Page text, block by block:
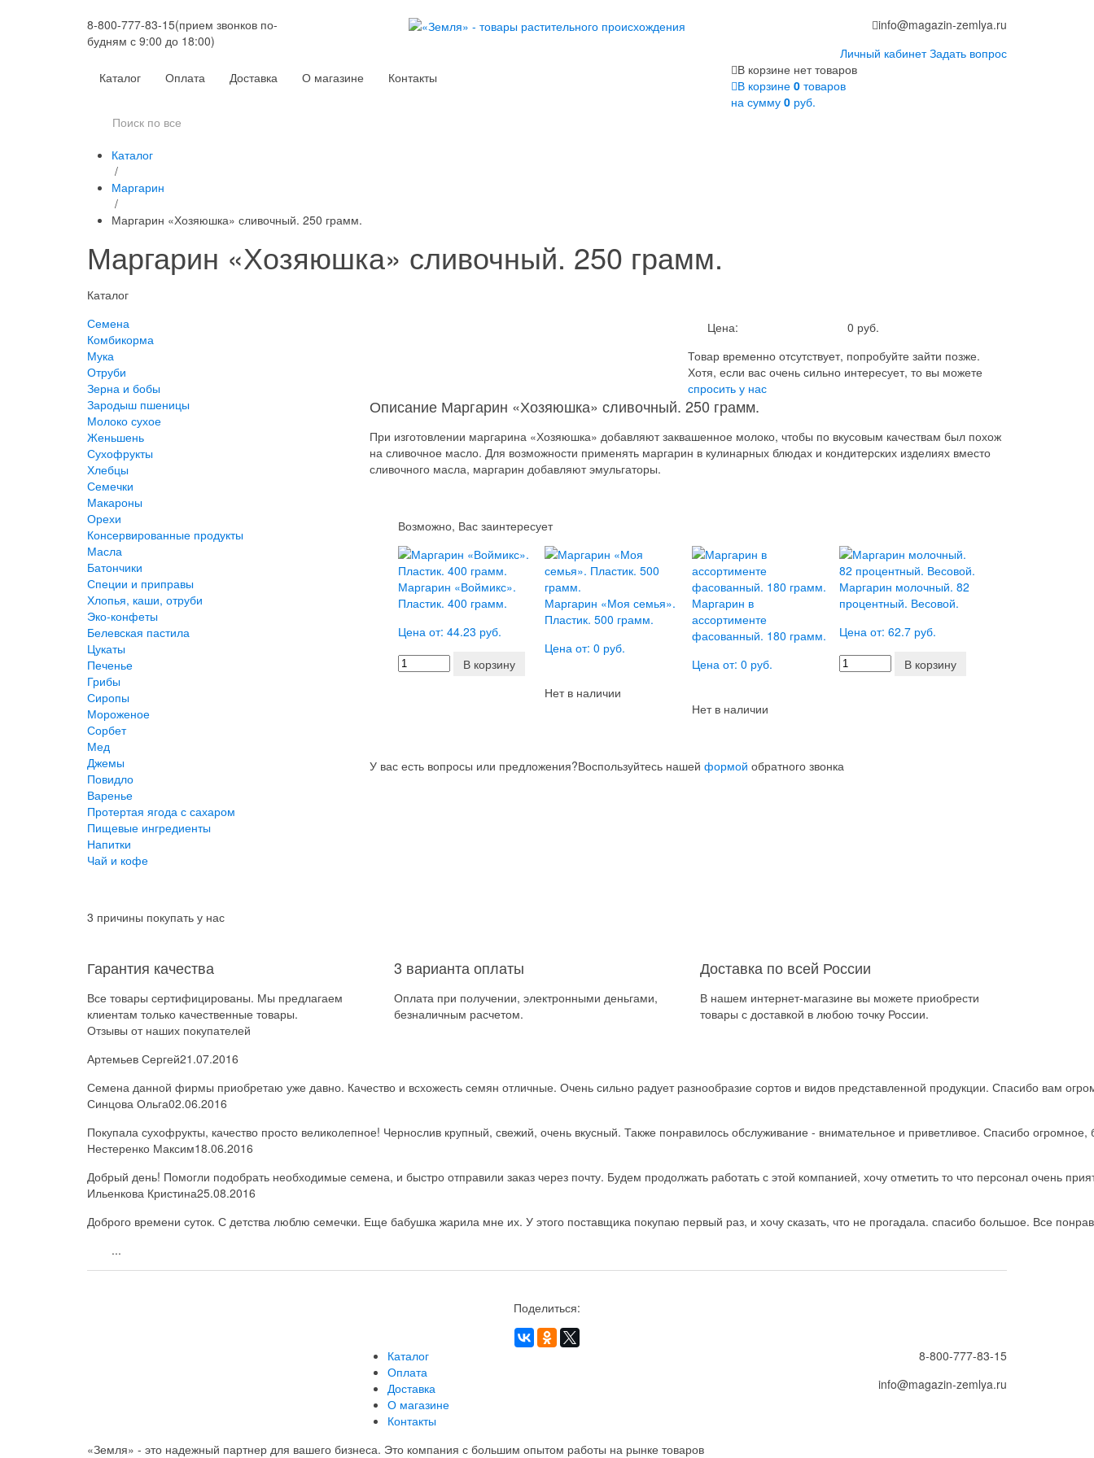
8-800-777-83-15(прием звонков по-
будням с 9:00 до 18:00)
info@magazin-zemlya.ru
Личный кабинет Задать вопрос
Каталог
Оплата Доставка О магазине Контакты
В корзине нет товаров
В корзине 0 товаров
на сумму 0 руб.
Каталог
/
Маргарин
/
Маргарин «Хозяюшка» сливочный. 250 грамм.
Маргарин «Хозяюшка» сливочный. 250 грамм.
Каталог
Семена
Комбикорма
Мука
Отруби
Зерна и бобы
Зародыш пшеницы
Молоко сухое
Женьшень
Сухофрукты
Хлебцы
Семечки
Макароны
Орехи
Консервированные продукты
Масла
Батончики
Специи и приправы
Хлопья, каши, отруби
Эко-конфеты
Белевская пастила
Цукаты
Печенье
Грибы
Сиропы
Мороженое
Сорбет
Мед
Джемы
Повидло
Варенье
Протертая ягода с сахаром
Пищевые ингредиенты
Напитки
Чай и кофе
Цена:
0 руб.
Товар временно отсутствует, попробуйте зайти позже.
Хотя, если вас очень сильно интересует, то вы можете
спросить у нас
Описание Маргарин «Хозяюшка» сливочный. 250 грамм.
При изготовлении маргарина «Хозяюшка» добавляют заквашенное молоко, чтобы по вкусовым качествам был похож
на сливочное масло. Для возможности применять маргарин в кулинарных блюдах и кондитерских изделиях вместо
сливочного масла, маргарин добавляют эмульгаторы.
Возможно, Вас заинтересует
Маргарин «Воймикс».
Пластик. 400 грамм.
Цена от: 44.23 руб.
В корзину
Маргарин «Моя семья».
Пластик. 500 грамм.
Цена от: 0 руб.
Нет в наличии
Маргарин в
ассортименте
фасованный. 180 грамм.
Цена от: 0 руб.
Нет в наличии
Маргарин молочный. 82
процентный. Весовой.
Цена от: 62.7 руб.
В корзину
У вас есть вопросы или предложения?Воспользуйтесь нашей формой обратного звонка
3 причины покупать у нас
Гарантия качества
Все товары сертифицированы. Мы предлагаем
клиентам только качественные товары.
3 варианта оплаты
Оплата при получении, электронными деньгами,
безналичным расчетом.
Доставка по всей России
В нашем интернет-магазине вы можете приобрести
товары с доставкой в любою точку России.
Отзывы от наших покупателей
Артемьев Сергей21.07.2016
Семена данной фирмы приобретаю уже давно. Качество и всхожесть семян отличные. Очень сильно радует разнообразие сортов и видов представленной продукции. Спасибо вам
Синцова Ольга02.06.2016
Покупала сухофрукты, качество просто великолепное! Чернослив крупный, свежий, очень вкусный. Также понравилось обслуживание - внимательное и приветливое. Спасибо огромное,
Нестеренко Максим18.06.2016
Добрый день! Помогли подобрать необходимые семена, и быстро отправили заказ через почту. Будем продолжать работать с этой компанией, хочу отметить то что персонал очень
Ильенкова Кристина25.08.2016
Доброго времени суток. С детства люблю семечки. Еще бабушка жарила мне их. У этого поставщика покупаю первый раз, и хочу сказать, что не прогадала. спасибо большое. Все
...
Поделиться:
Каталог
Оплата
Доставка
О магазине
Контакты
8-800-777-83-15
info@magazin-zemlya.ru
«Земля» - это надежный партнер для вашего бизнеса. Это компания с большим опытом работы на рынке товаров